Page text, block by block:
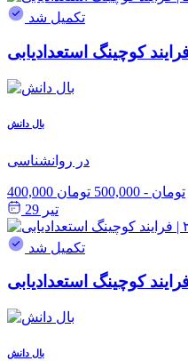
تکمیل شد
بال دانش
در روانشناسی
400,000 تومان - 500,000 تومان
تیر 29
تکمیل شد
بال دانش